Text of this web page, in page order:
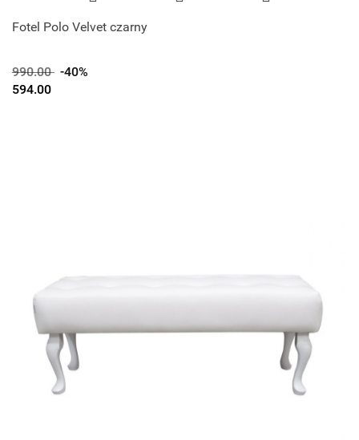
Fotel Polo Velvet czarny
990.00 -40%
594.00